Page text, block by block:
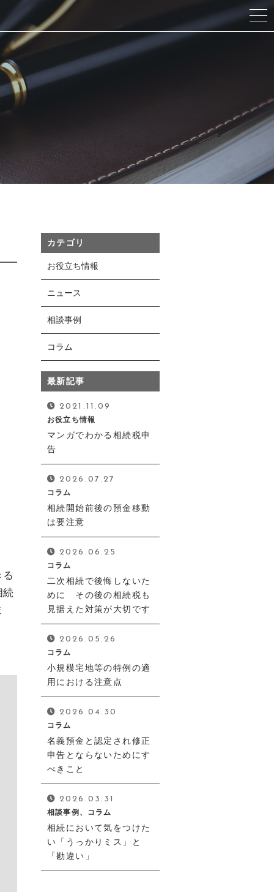
お電話での受付
0120-325-156
続
カテゴリ
お役立ち情報
ニュース
相談事例
コラム
最新記事
2021.11.09
お役立ち情報
マンガでわかる相続税申
告
2026.07.27
コラム
相続開始前後の預金移動
は要注意
2026.06.25
コラム
二次相続で後悔しないた
めに その後の相続税も
見据えた対策が大切です
2026.05.26
コラム
小規模宅地等の特例の適
用における注意点
2026.04.30
コラム
名義預金と認定され修正
申告とならないためにす
べきこと
2026.03.31
相談事例、コラム
相続において気をつけた
い「うっかりミス」と
「勘違い」